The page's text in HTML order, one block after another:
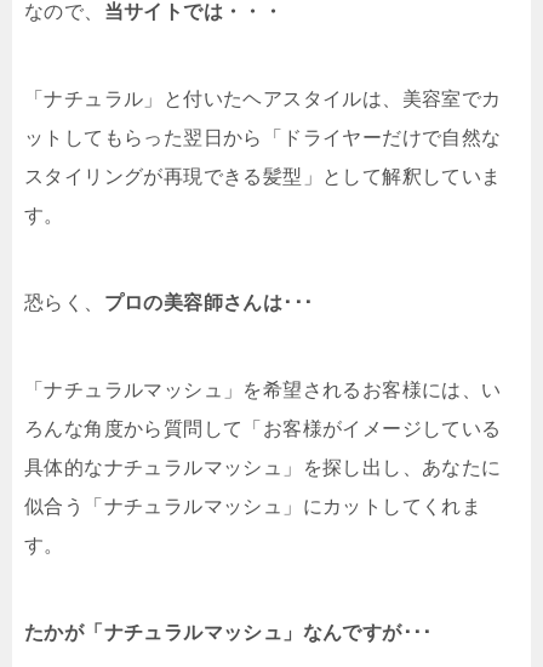
なので、 当サイトでは・・・
「ナチュラル」と付いたヘアスタイルは、美容室でカ
ットしてもらった翌日から「ドライヤーだけで自然な
スタイリングが再現できる髪型」として解釈していま
す。
恐らく、 プロの美容師さんは･･･
「ナチュラルマッシュ」を希望されるお客様には、い
ろんな角度から質問して「お客様がイメージしている
具体的なナチュラルマッシュ」を探し出し、あなたに
似合う「ナチュラルマッシュ」にカットしてくれま
す。
たかが「ナチュラルマッシュ」なんですが･･･